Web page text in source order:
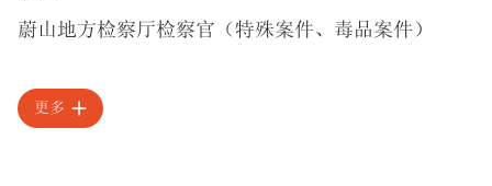
蔚山地方检察厅检察官（特殊案件、毒品案件）
更多